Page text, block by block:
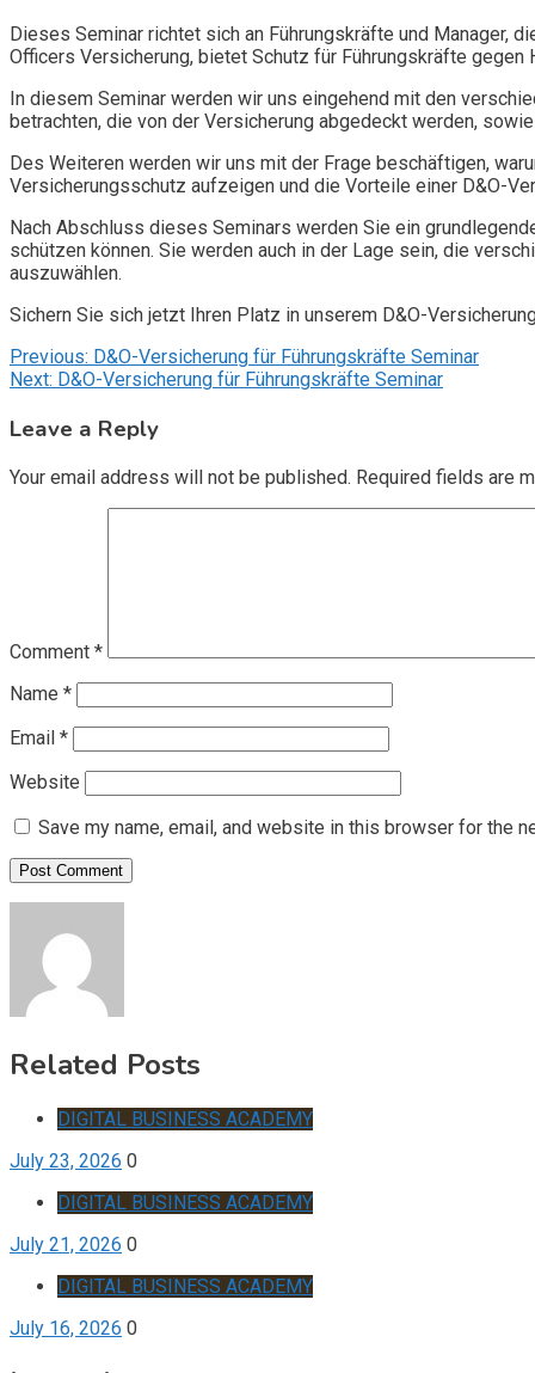
Dieses Seminar richtet sich an Führungskräfte und Manager,
Officers Versicherung, bietet Schutz für Führungskräfte
In diesem Seminar werden wir uns eingehend mit den
betrachten, die von der Versicherung abgedeckt werden,
Des Weiteren werden wir uns mit der Frage beschäftigen,
Versicherungsschutz aufzeigen und die Vorteile einer D&O-
Nach Abschluss dieses Seminars werden Sie ein
schützen können. Sie werden auch in der Lage sein, die
auszuwählen.
Sichern Sie sich jetzt Ihren Platz in unserem D&O-
Post
navigation
Previous: D&O-Versicherung für Führungskräfte Seminar
Next: D&O-Versicherung für Führungskräfte Seminar
Leave a Reply
Your email address will not be published. Required fields are
Comment *
Name *
Email *
Website
Save my name, email, and website in this browser for the
Related Posts
DIGITAL BUSINESS ACADEMY
July 23, 2026 0
DIGITAL BUSINESS ACADEMY
July 21, 2026 0
DIGITAL BUSINESS ACADEMY
July 16, 2026 0